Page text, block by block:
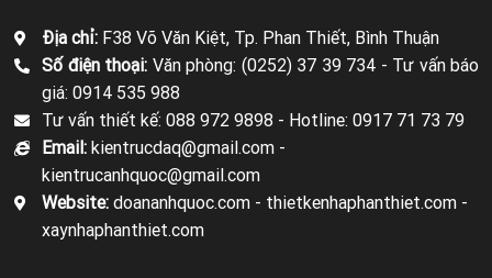
Địa chỉ: F38 Võ Văn Kiệt, Tp. Phan Thiết, Bình Thuận
Số điện thoại: Văn phòng: (0252) 37 39 734 - Tư vấn báo
giá: 0914 535 988
Tư vấn thiết kế: 088 972 9898 - Hotline: 0917 71 73 79
Email: kientrucdaq@gmail.com -
kientrucanhquoc@gmail.com
Website: doananhquoc.com - thietkenhaphanthiet.com -
xaynhaphanthiet.com